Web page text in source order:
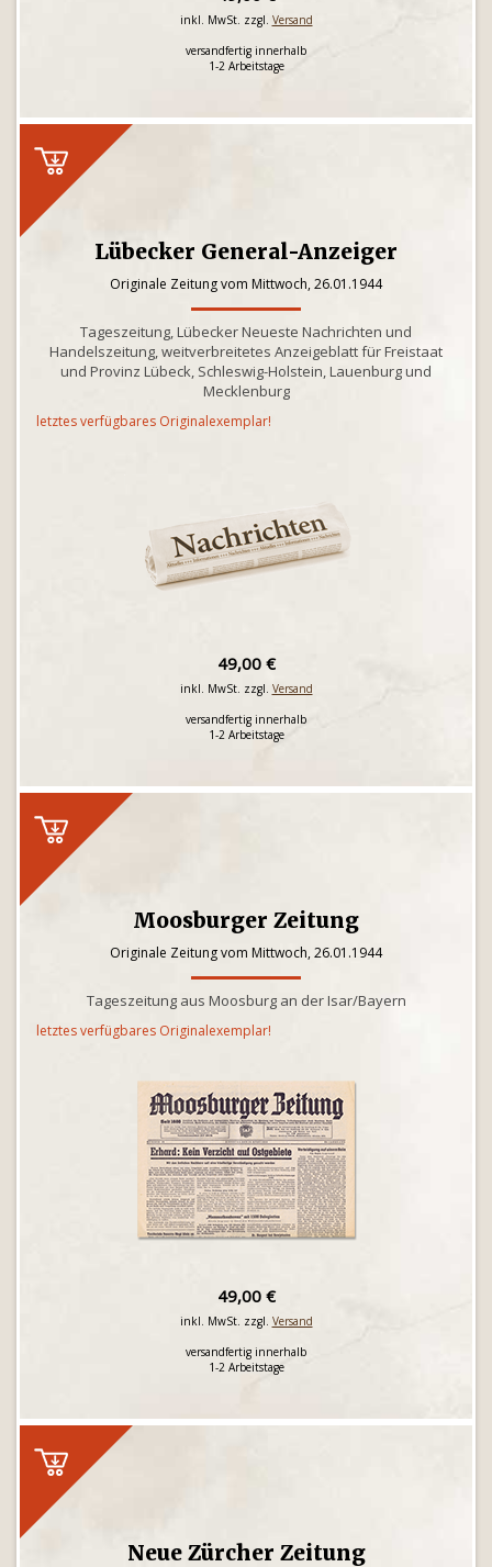
inkl. MwSt. zzgl. Versand
versandfertig innerhalb
1-2 Arbeitstage
Lübecker General-Anzeiger
Originale Zeitung vom Mittwoch, 26.01.1944
Tageszeitung, Lübecker Neueste Nachrichten und
Handelszeitung, weitverbreitetes Anzeigeblatt für Freistaat
und Provinz Lübeck, Schleswig-Holstein, Lauenburg und
Mecklenburg
letztes verfügbares Originalexemplar!
49,00 €
inkl. MwSt. zzgl. Versand
versandfertig innerhalb
1-2 Arbeitstage
Moosburger Zeitung
Originale Zeitung vom Mittwoch, 26.01.1944
Tageszeitung aus Moosburg an der Isar/Bayern
letztes verfügbares Originalexemplar!
49,00 €
inkl. MwSt. zzgl. Versand
versandfertig innerhalb
1-2 Arbeitstage
Neue Zürcher Zeitung